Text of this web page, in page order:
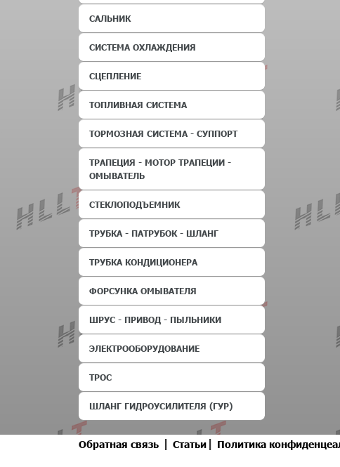
САЛЬНИК
СИСТЕМА ОХЛАЖДЕНИЯ
СЦЕПЛЕНИЕ
ТОПЛИВНАЯ СИСТЕМА
ТОРМОЗНАЯ СИСТЕМА - СУППОРТ
ТРАПЕЦИЯ - МОТОР ТРАПЕЦИИ -
ОМЫВАТЕЛЬ
СТЕКЛОПОДЪЕМНИК
ТРУБКА - ПАТРУБОК - ШЛАНГ
ТРУБКА КОНДИЦИОНЕРА
ФОРСУНКА ОМЫВАТЕЛЯ
ШРУС - ПРИВОД - ПЫЛЬНИКИ
ЭЛЕКТРООБОРУДОВАНИЕ
ТРОС
ШЛАНГ ГИДРОУСИЛИТЕЛЯ (ГУР)
Обратная связь | Статьи | Политика